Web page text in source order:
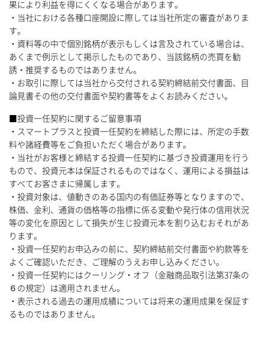
果により利益を得にくくなる場合があります。
・当社における各種口座開設に際しては当社所定の審査がありま
す。
・資料等の中で個別銘柄が表示もしくは言及されている場合は、
あくまで例示として掲示したものであり、当該銘柄の売買を勧
誘・推奨するものではありません。
・お取引に際しては当社から交付される契約締結前交付書面、目
論見書その他の交付書面や契約書等をよくお読みください。
■投資一任契約に関するご留意事項
・スマートプラスと投資一任契約を締結した際には、所定の手数
料や諸経費等をご負担いただく場合があります。
・当社がお客様と締結する投資一任契約に基づき投資運用を行う
もので、投資元本は保証されるものではなく、運用による損益は
すべてお客さまに帰属します。
・投資対象は、値動きのある国内の有価証券等となりますので、
株価、金利、通貨の価格等の指標に係る変動や発行体の信用状況
等の変化を原因として損失が生じ投資元本を割り込むおそれがあ
ります。
・投資一任契約お申込みの前に、契約締結前交付書面や約款等を
よくご確認いただき、ご理解のうえお申し込みください。
・投資一任契約にはクーリング・オフ（金融商品取引法第37条の
６の規定）は適用されません。
・表示される過去の運用成績については将来の運用成果を保証す
るものではありません。